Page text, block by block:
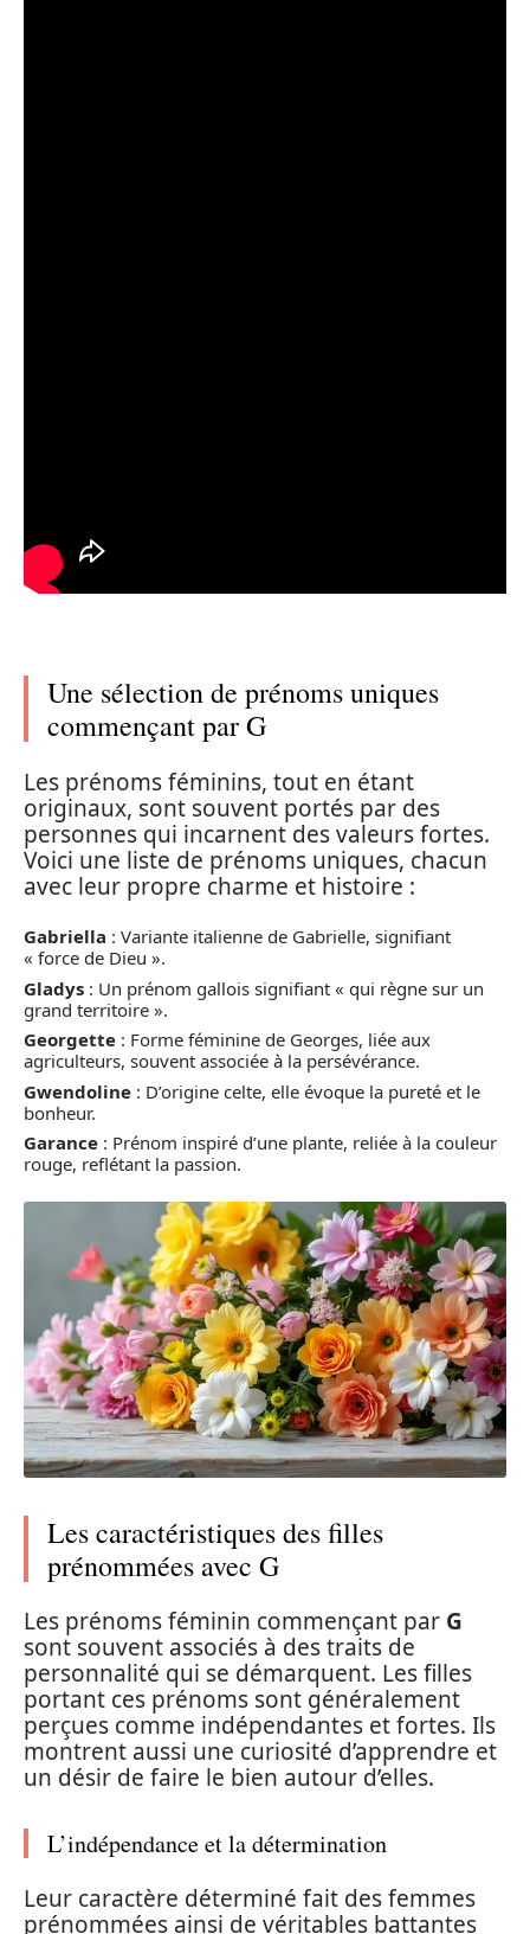
Une sélection de prénoms uniques
commençant par G
Les prénoms féminins, tout en étant
originaux, sont souvent portés par des
personnes qui incarnent des valeurs fortes.
Voici une liste de prénoms uniques, chacun
avec leur propre charme et histoire :
Gabriella : Variante italienne de Gabrielle, signifiant
« force de Dieu ».
Gladys : Un prénom gallois signifiant « qui règne sur un
grand territoire ».
Georgette : Forme féminine de Georges, liée aux
agriculteurs, souvent associée à la persévérance.
Gwendoline : D’origine celte, elle évoque la pureté et le
bonheur.
Garance : Prénom inspiré d’une plante, reliée à la couleur
rouge, reflétant la passion.
Les caractéristiques des filles
prénommées avec G
Les prénoms féminin commençant par G
sont souvent associés à des traits de
personnalité qui se démarquent. Les filles
portant ces prénoms sont généralement
perçues comme indépendantes et fortes. Ils
montrent aussi une curiosité d’apprendre et
un désir de faire le bien autour d’elles.
L’indépendance et la détermination
Leur caractère déterminé fait des femmes
prénommées ainsi de véritables battantes